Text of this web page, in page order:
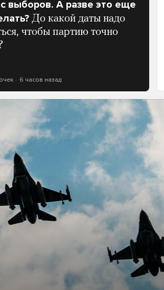
выборов. А разве это еще
До какой даты надо
чтобы партию точно
6 часов назад